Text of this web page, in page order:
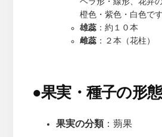
ヘラ形・線形、花弁
橙色・紫色・白色です
雄蕊：約１０本
雌蕊：２本（花柱）
●果実・種子の形態
果実の分類 ：蒴果